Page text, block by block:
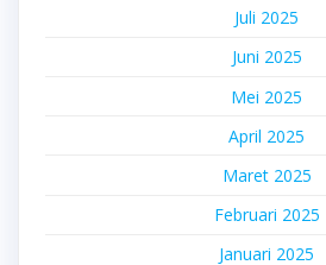
Juli 2025
Juni 2025
Mei 2025
April 2025
Maret 2025
Februari 2025
Januari 2025